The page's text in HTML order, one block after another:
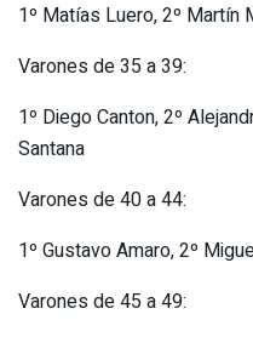
1º Matías Luero, 2º Martín
Varones de 35 a 39:
1º Diego Canton, 2º
Santana
Varones de 40 a 44:
1º Gustavo Amaro, 2º
Varones de 45 a 49: